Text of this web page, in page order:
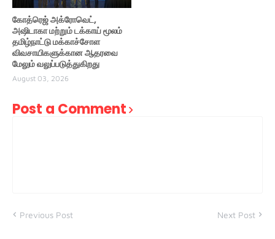
கோத்ரெஜ் அக்ரோவெட்,
அஷிடாகா மற்றும் டக்காய் மூலம்
தமிழ்நாட்டு மக்காச்சோள
விவசாயிகளுக்கான ஆதரவை
மேலும் வலுப்படுத்துகிறது
August 03, 2026
Post a Comment
Previous Post Next Post